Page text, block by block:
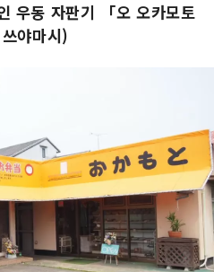
우동 자판기 「오 오카모토
야마시)